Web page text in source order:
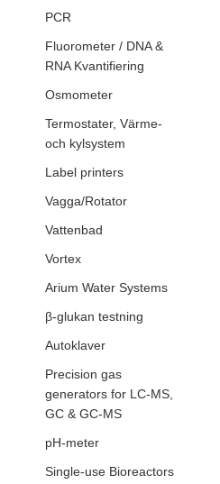
PCR
Fluorometer / DNA &
RNA Kvantifiering
Osmometer
Termostater, Värme-
och kylsystem
Label printers
Vagga/Rotator
Vattenbad
Vortex
Arium Water Systems
β-glukan testning
Autoklaver
Precision gas
generators for LC-MS,
GC & GC-MS
pH-meter
Single-use Bioreactors